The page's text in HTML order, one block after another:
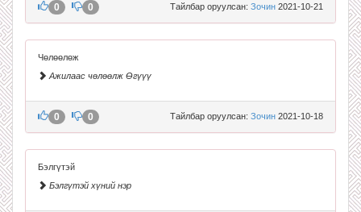
Тайлбар оруулсан: Зочин 2021-10-21
0 0
Чөлөөлөж
Ажилаас чөлөөлж Өгүүү
Тайлбар оруулсан: Зочин 2021-10-18
0 0
Бэлгүтэй
Бэлгүтэй хүний нэр